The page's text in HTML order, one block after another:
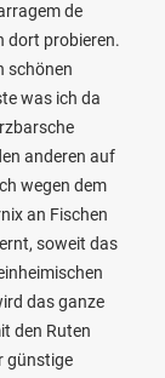
de
dort probieren.
schönen
was ich da
anderen auf
wegen dem
an Fischen
soweit das
das ganze
den Ruten
günstige